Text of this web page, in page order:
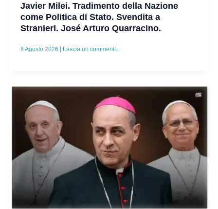
Javier Milei. Tradimento della Nazione
come Politica di Stato. Svendita a
Stranieri. José Arturo Quarracino.
6 Agosto 2026 | Lascia un commento